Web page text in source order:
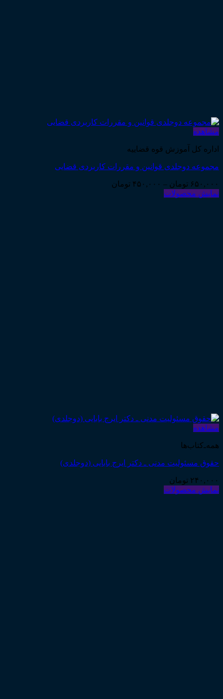
مشاهده
اداره کل آموزش قوه قضاییه
مجموعه دوجلدی قوانین و مقررات کاربردی قضایی
۶۵۰,۰۰۰ تومان – ۴۵۰,۰۰۰ تومان
نمایش محصولات
مشاهده
همه‌ـ‌کتاب‌ها
حقوق مسئولیت مدنی ـ دکتر ایرج بابایی (دوجلدی)
۲۴۰,۰۰۰ تومان
نمایش محصولات